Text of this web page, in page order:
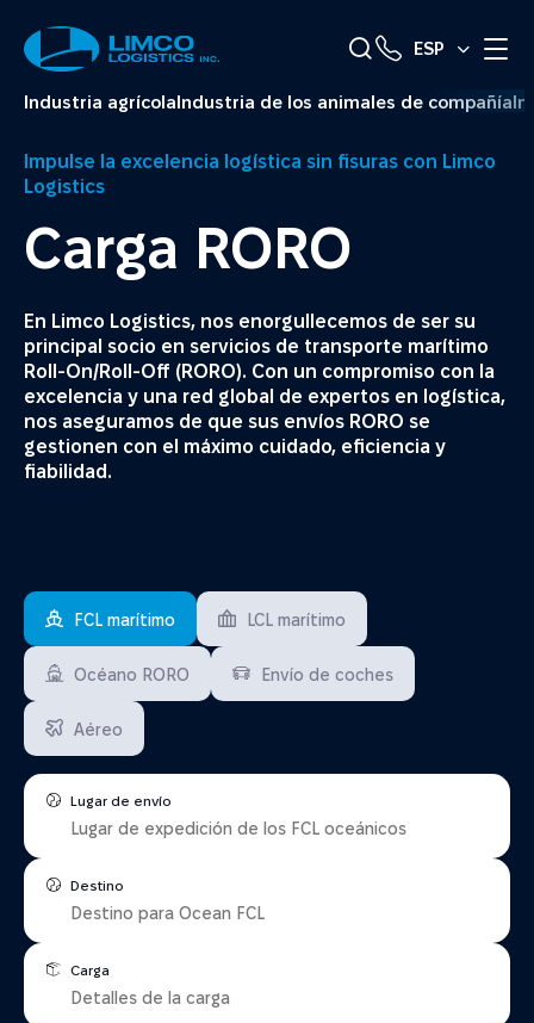
ESP
Industria agrícolaIndustria de los animales de compañía
Impulse la excelencia logística sin fisuras con Limco
Logistics
Carga RORO
En Limco Logistics, nos enorgullecemos de ser su
principal socio en servicios de transporte marítimo
Roll-On/Roll-Off (RORO). Con un compromiso con la
excelencia y una red global de expertos en logística,
nos aseguramos de que sus envíos RORO se
gestionen con el máximo cuidado, eficiencia y
fiabilidad.
FCL marítimo LCL marítimo
Océano RORO Envío de coches
Aéreo
Lugar de envío
Destino
Carga